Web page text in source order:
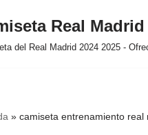
Real
del Real Madrid 2024 2025 -
» camiseta entrenamiento real